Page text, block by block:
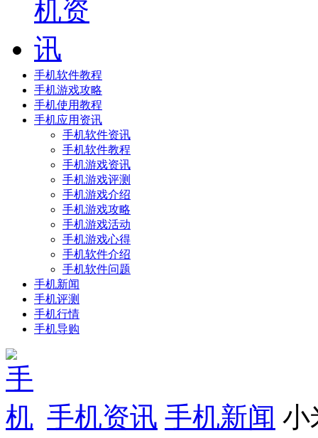
手机软件教程
手机游戏攻略
手机使用教程
手机应用资讯
手机软件资讯
手机软件教程
手机游戏资讯
手机游戏评测
手机游戏介绍
手机游戏攻略
手机游戏活动
手机游戏心得
手机软件介绍
手机软件问题
手机新闻
手机评测
手机行情
手机导购
手机资讯 手机新闻 小